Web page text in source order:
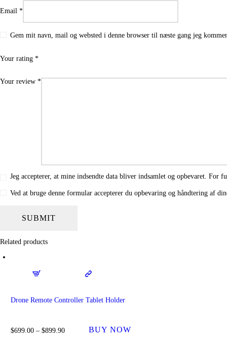
Email *
Gem mit navn, mail og websted i denne browser til næste gang jeg
Your rating *
Your review *
Jeg accepterer, at mine indsendte data bliver indsamlet og opbevaret. For
Ved at bruge denne formular accepterer du opbevaring og håndtering af
Related products
Drone Remote Controller Tablet Holder
$699.00 – $899.90 BUY NOW